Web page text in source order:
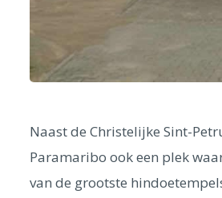
Naast de Christelijke Sint-
Paramaribo ook een plek
van de grootste